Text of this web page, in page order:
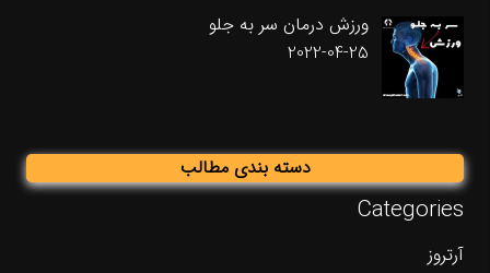
ورزش درمان سر به جلو
2022-04-25
دسته بندی مطالب
Categories
آرتروز